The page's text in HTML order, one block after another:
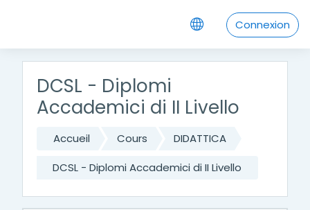
Connexion
DCSL - Diplomi
Accademici di II Livello
Accueil Cours
DIDATTICA
DCSL - Diplomi Accademici di II Livello